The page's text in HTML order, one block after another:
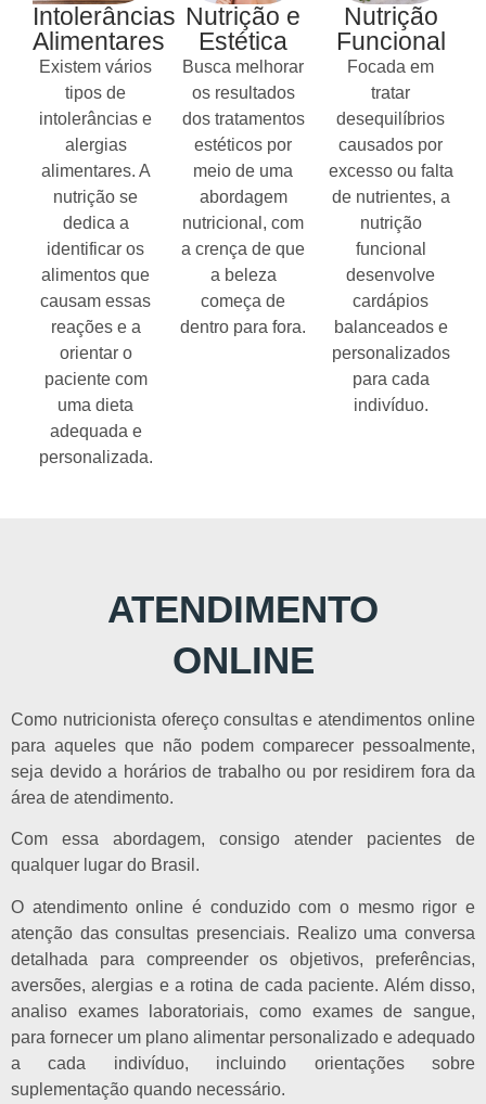
Intolerâncias
Alimentares
Existem vários
tipos de
intolerâncias e
alergias
alimentares. A
nutrição se
dedica a
identificar os
alimentos que
causam essas
reações e a
orientar o
paciente com
uma dieta
adequada e
personalizada.
Nutrição e
Estética
Busca melhorar
os resultados
dos tratamentos
estéticos por
meio de uma
abordagem
nutricional, com
a crença de que
a beleza
começa de
dentro para fora.
Nutrição
Funcional
Focada em
tratar
desequilíbrios
causados por
excesso ou falta
de nutrientes, a
nutrição
funcional
desenvolve
cardápios
balanceados e
personalizados
para cada
indivíduo.
ATENDIMENTO
ONLINE
Como nutricionista ofereço consultas e atendimentos online
para aqueles que não podem comparecer pessoalmente,
seja devido a horários de trabalho ou por residirem fora da
área de atendimento.
Com essa abordagem, consigo atender pacientes de
qualquer lugar do Brasil.
O atendimento online é conduzido com o mesmo rigor e
atenção das consultas presenciais. Realizo uma conversa
detalhada para compreender os objetivos, preferências,
aversões, alergias e a rotina de cada paciente. Além disso,
analiso exames laboratoriais, como exames de sangue,
para fornecer um plano alimentar personalizado e adequado
a cada indivíduo, incluindo orientações sobre
suplementação quando necessário.